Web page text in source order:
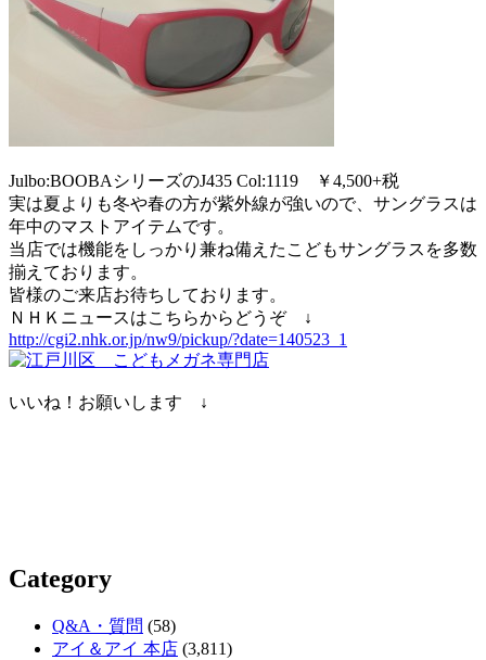
Julbo:BOOBAシリーズのJ435 Col:1119 ￥4,500+税
実は夏よりも冬や春の方が紫外線が強いので、サングラスは
年中のマストアイテムです。
当店では機能をしっかり兼ね備えたこどもサングラスを多数
揃えております。
皆様のご来店お待ちしております。
ＮＨＫニュースはこちらからどうぞ ↓
http://cgi2.nhk.or.jp/nw9/pickup/?date=140523_1
いいね！お願いします ↓
Category
Q&A・質問 (58)
アイ＆アイ 本店 (3,811)